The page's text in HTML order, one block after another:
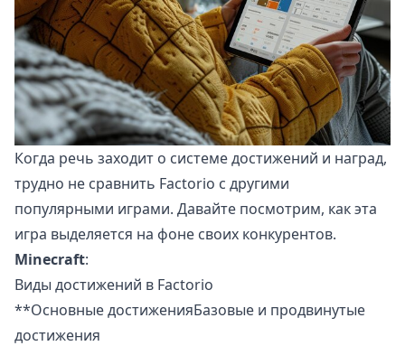
Когда речь заходит о системе достижений и наград,
трудно не сравнить Factorio с другими
популярными играми. Давайте посмотрим, как эта
игра выделяется на фоне своих конкурентов.
Minecraft:
Виды достижений в Factorio
**Основные достиженияБазовые и продвинутые
достижения